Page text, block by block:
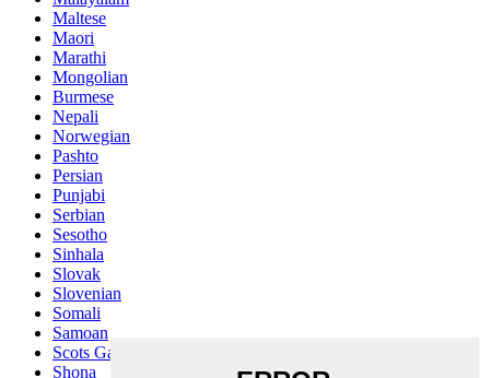
Maltese
Maori
Marathi
Mongolian
Burmese
Nepali
Norwegian
Pashto
Persian
Punjabi
Serbian
Sesotho
Sinhala
Slovak
Slovenian
Somali
Samoan
Scots Gaelic
Shona